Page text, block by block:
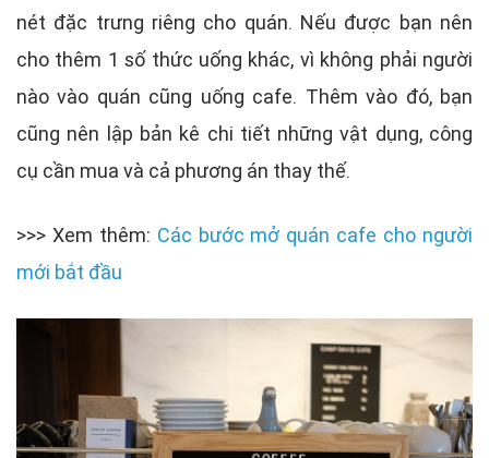
nét đặc trưng riêng cho quán. Nếu được bạn nên
cho thêm 1 số thức uống khác, vì không phải người
nào vào quán cũng uống cafe. Thêm vào đó, bạn
cũng nên lập bản kê chi tiết những vật dụng, công
cụ cần mua và cả phương án thay thế.
>>> Xem thêm: Các bước mở quán cafe cho người
mới bắt đầu